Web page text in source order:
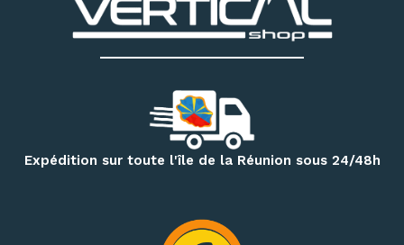
chaussons d’escalade, baudriers, cordes, mousquetons,
descendeurs, systèmes d’assurage, casques, sacs
techniques et accessoires. Notre magasin dispose
modèles de chaussons selon votre pratique et la forme de
votre pied.
Pour vos randonnées à Mafate, Cilaos, Salazie, au volcan ou
d’hydratation et produits de nutrition outdoor
Expédition sur toute l'île de la Réunion sous 24/48h